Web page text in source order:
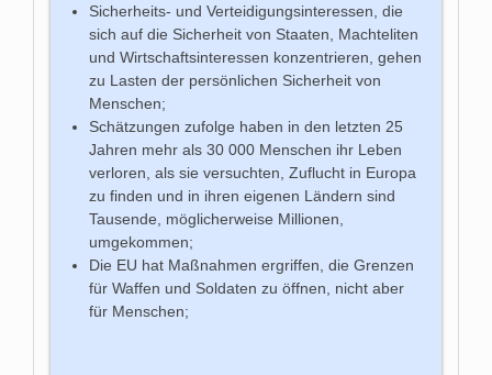
Sicherheits- und Verteidigungsinteressen, die
sich auf die Sicherheit von Staaten, Machteliten
und Wirtschaftsinteressen konzentrieren, gehen
zu Lasten der persönlichen Sicherheit von
Menschen;
Schätzungen zufolge haben in den letzten 25
Jahren mehr als 30 000 Menschen ihr Leben
verloren, als sie versuchten, Zuflucht in Europa
zu finden und in ihren eigenen Ländern sind
Tausende, möglicherweise Millionen,
umgekommen;
Die EU hat Maßnahmen ergriffen, die Grenzen
für Waffen und Soldaten zu öffnen, nicht aber
für Menschen;